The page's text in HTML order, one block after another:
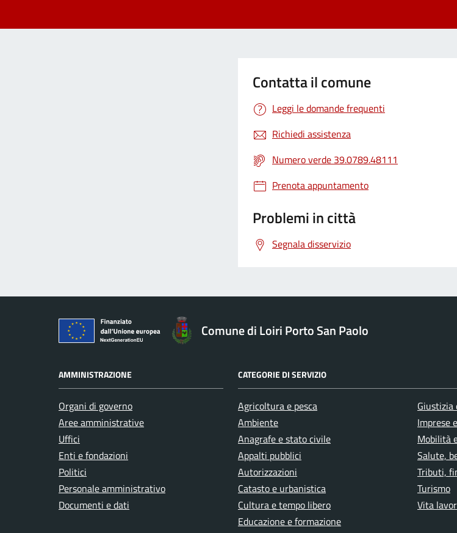
Contatta il comune
Leggi le domande frequenti
Richiedi assistenza
Numero verde 39.0789.48111
Prenota appuntamento
Problemi in città
Segnala disservizio
Comune di Loiri Porto San Paolo
AMMINISTRAZIONE
Organi di governo
Aree amministrative
Uffici
Enti e fondazioni
Politici
Personale amministrativo
Documenti e dati
CATEGORIE DI SERVIZIO
Agricoltura e pesca
Ambiente
Anagrafe e stato civile
Appalti pubblici
Autorizzazioni
Catasto e urbanistica
Cultura e tempo libero
Educazione e formazione
Giustizia
Imprese
Mobilità
Salute,
Tributi,
Turismo
Vita